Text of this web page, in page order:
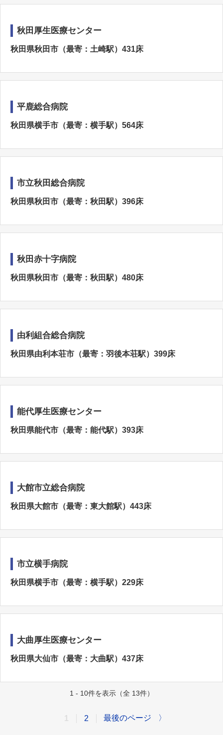
秋田厚生医療センター
秋田県秋田市（最寄：土崎駅）431床
平鹿総合病院
秋田県横手市（最寄：横手駅）564床
市立秋田総合病院
秋田県秋田市（最寄：秋田駅）396床
秋田赤十字病院
秋田県秋田市（最寄：秋田駅）480床
由利組合総合病院
秋田県由利本荘市（最寄：羽後本荘駅）399床
能代厚生医療センター
秋田県能代市（最寄：能代駅）393床
大館市立総合病院
秋田県大館市（最寄：東大館駅）443床
市立横手病院
秋田県横手市（最寄：横手駅）229床
大曲厚生医療センター
秋田県大仙市（最寄：大曲駅）437床
1 - 10件を表示（全 13件）
2 最後のページ 〉